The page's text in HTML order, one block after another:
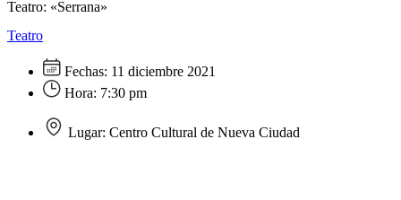
Teatro: «Serrana»
Teatro
Fechas: 11 diciembre 2021
Hora: 7:30 pm
Lugar: Centro Cultural de Nueva Ciudad